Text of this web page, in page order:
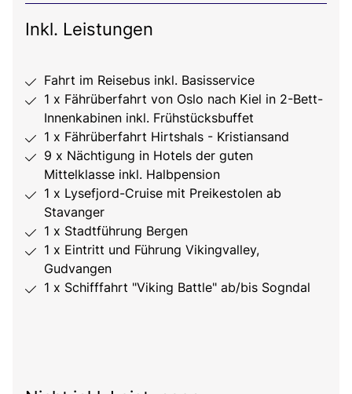
Inkl. Leistungen
Fahrt im Reisebus inkl. Basisservice
1 x Fährüberfahrt von Oslo nach Kiel in 2-Bett-
Innenkabinen inkl. Frühstücksbuffet
1 x Fährüberfahrt Hirtshals - Kristiansand
9 x Nächtigung in Hotels der guten
Mittelklasse inkl. Halbpension
1 x Lysefjord-Cruise mit Preikestolen ab
Stavanger
1 x Stadtführung Bergen
1 x Eintritt und Führung Vikingvalley,
Gudvangen
1 x Schifffahrt "Viking Battle" ab/bis Sogndal